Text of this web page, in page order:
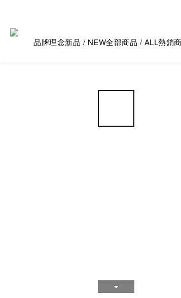
品牌理念新品 / NEW全部商品 / ALL熱銷